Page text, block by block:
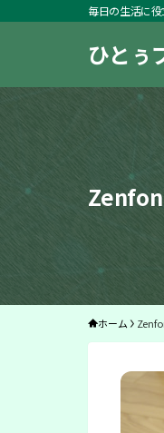
毎日の生活に
ひとぅ
ホーム